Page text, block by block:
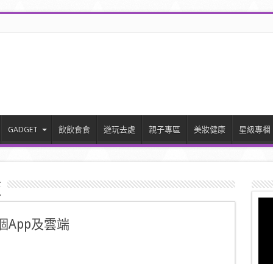
GADGET 飲飲食食 遊玩去處 親子專區 美妝健康 星級專欄
App及雲端